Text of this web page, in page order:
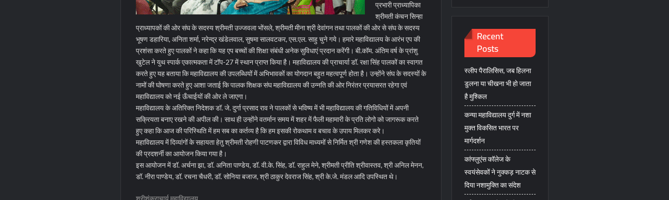
प्रभारी प्राध्यापिका
श्रीमती कंचन सिन्हा
प्राध्यापकों की ओर संघ के सदस्य श्रीमती उज्जवला भोंसले, श्रीमती मीना श्री देवांगन तथा पालकों की ओर से संघ के सदस्य
भूषण डहारिया, अनिता शर्मा, नरेन्द्र खंडेलवाल, सुषमा सालवटकर, एस.एल. साहु चुने गये। हमारे महाविद्यालय के आरंभ एप की
प्रशंसा करते हुए पालकों ने कहा कि यह एप बच्चों की शिक्षा संबंधी अनेक सुविधाएं प्रदान करेंगी। बी.कॉम. अंतिम वर्ष के प्रांशु
खुटेल ने युथ स्पार्क एकात्मकता में टॉप-27 में स्थान प्राप्त किया है। महाविद्यालय की प्राचार्या डॉ. रक्षा सिंह पालकों का स्वागत
करते हुए यह बताया कि महाविद्यालय की उपलब्धियों में अभिभावकों का योगदान बहुत महत्वपूर्ण होता है। उन्होंने संघ के सदस्यों के
नामों की घोषणा करते हुए आशा जताई कि पालक शिक्षक संघ महाविद्यालय की उन्नति की ओर निरंतर प्रयासरत रहेगा एवं
महाविद्यालय को नई ऊँचाईयों की ओर ले जाएगा।
महाविद्यालय के अतिरिक्त निदेशक डॉ. जे. दुर्गा प्रसाद राव ने पालकों से भविष्य में भी महाविद्यालय की गतिविधियों में अपनी
सक्रियता बनाए रखने की अपील की। साथ ही उन्होंने वतर्मान समय में शहर में फैली महामारी के प्रति लोगो को जागरूक करते
हुए कहा कि आज की परिस्थिति में हम सब का कर्तव्य है कि हम इसकी रोकथाम व बचाव के उपाय मिलकर करे।
महाविद्यालय में दिव्यांगों के सहायता हेतु श्रीमती रोहणी पाटणकर द्वारा विविध माध्यमों से निर्मित श्री गणेश की हस्तकला कृतियों
की प्रदशर्नी का आयोजन किया गया है।
इस आयोजन में डॉ. अर्चना झा, डॉ. अनिता पाण्डेय, डॉ. वी.के. सिंह, डॉ. राहुल मेने, श्रीमती प्रीति श्रीवास्तव, श्री अनिल मेनन,
डॉ. नीरा पाण्डेय, डॉ. रचना चैधरी, डॉ. सोनिया बजाज, श्री ठाकुर देवराज सिंह, श्री के.जे. मंडल आदि उपस्थित थे।
श्रीशंकराचार्य महाविद्यालय
Recent
Posts
स्लीप पैरालिसिस, जब हिलना
डुलना या चीखना भी हो जाता
है मुश्किल
कन्या महाविद्यालय दुर्ग में नशा
मुक्त विकसित भारत पर
मार्गदर्शन
कांफ्लुएंस कॉलेज के
स्वयंसेवकों ने नुक्कड़ नाटक से
दिया नशामुक्ति का संदेश